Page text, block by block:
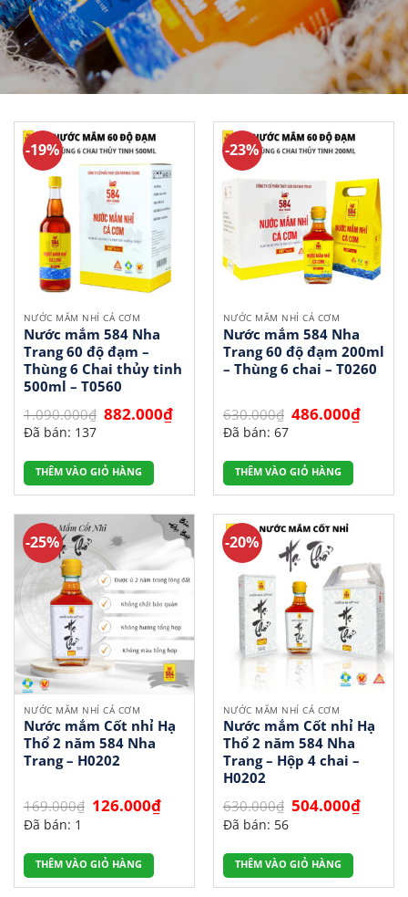
-19%
NƯỚC MẮM NHỈ CÁ CƠM
Nước mắm 584 Nha
Trang 60 độ đạm –
Thùng 6 Chai thủy tinh
500ml – T0560
1.090.000₫ Giá
gốc
882.000₫Giá
hiện
882.000₫.
Đã bán: 137
THÊM VÀO GIỎ HÀNG
-23%
NƯỚC MẮM NHỈ CÁ CƠM
Nước mắm 584 Nha
Trang 60 độ đạm 200ml
– Thùng 6 chai – T0260
630.000₫ Giá
gốc
486.000₫Giá
hiện
Đã bán: 67
THÊM VÀO GIỎ HÀNG
-25%
NƯỚC MẮM NHỈ CÁ CƠM
Nước mắm Cốt nhỉ Hạ
Thổ 2 năm 584 Nha
Trang – H0202
169.000₫ Giá
gốc
126.000₫Giá
hiện
Đã bán: 1
THÊM VÀO GIỎ HÀNG
-20%
NƯỚC MẮM NHỈ CÁ CƠM
Nước mắm Cốt nhỉ Hạ
Thổ 2 năm 584 Nha
Trang – Hộp 4 chai –
H0202
630.000₫ Giá
gốc
504.000₫Giá
hiện
Đã bán: 56
THÊM VÀO GIỎ HÀNG